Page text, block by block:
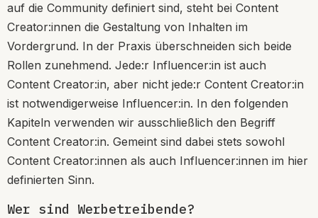
auf die Community definiert sind, steht bei Content
Creator:innen die Gestaltung von Inhalten im
Vordergrund. In der Praxis überschneiden sich beide
Rollen zunehmend. Jede:r Influencer:in ist auch
Content Creator:in, aber nicht jede:r Content Creator:in
ist notwendigerweise Influencer:in. In den folgenden
Kapiteln verwenden wir ausschließlich den Begriff
Content Creator:in. Gemeint sind dabei stets sowohl
Content Creator:innen als auch Influencer:innen im hier
definierten Sinn.
Wer sind Werbetreibende?